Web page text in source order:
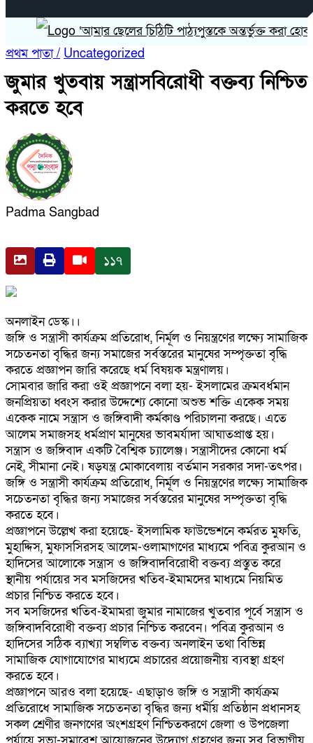
‘আমার ছেলের চিঠিটি পাঠ্যপুস্তকে অন্তর্ভুক্ত করা হোক’
প্রথম পাতা / Uncategorized
জুমার খুতবায় সন্ত্রাসবিরোধী বক্তব্য নিশ্চিত
করতে হবে
Padma Sangbad
১১৭
অনলাইন ডেস্ক।।
জঙ্গি ও সন্ত্রাসী কার্যক্রম প্রতিরোধ, নির্মূল ও নিয়ন্ত্রণের লক্ষ্যে সামাজিক
সচেতনতা বৃদ্ধির জন্য সমাজের সর্বস্তরের মানুষের সম্পৃক্ততা বৃদ্ধি
করতে প্রজ্ঞাপন জারি করেছে ধর্ম বিষয়ক মন্ত্রণালয়।
সোমবার জারি করা ওই প্রজ্ঞাপনে বলা হয়- ইসলামের ক্রমবর্ধমান
জনপ্রিয়তা ধ্বংস করার উদ্দেশ্যে কোনো অশুভ শক্তি একেক সময়
একেক নামে সন্ত্রাস ও জঙ্গিবাদী কর্মকাণ্ড পরিচালনা করছে। এতে
আলেম সমাজসহ ধর্মপ্রাণ মানুষের ভাবমর্যাদা আঘাতপ্রাপ্ত হয়।
সন্ত্রাস ও জঙ্গিবাদ একটি বৈশ্বিক চ্যালেঞ্জ। সন্ত্রাসীদের কোনো ধর্ম
নেই, সীমানা নেই। ষড়যন্ত্র মোকাবেলায় বর্তমান সরকার সদা-তৎপর।
জঙ্গি ও সন্ত্রাসী কার্যক্রম প্রতিরোধ, নির্মূল ও নিয়ন্ত্রণের লক্ষ্যে সামাজিক
সচেতনতা বৃদ্ধির জন্য সমাজের সর্বস্তরের মানুষের সম্পৃক্ততা বৃদ্ধি
করতে হবে।
প্রজ্ঞাপনে উল্লেখ করা হয়েছে- ইসলামিক ফাউন্ডেশনে কর্মরত মুফতি,
মুহাদ্দিস, মুফাসসিরসহ আলেম-ওলামাগণের মাধ্যমে পবিত্র কুরআন ও
হাদিসের আলোকে সন্ত্রাস ও জঙ্গিবাদবিরোধী বক্তব্য প্রস্তুত করে
স্থানীয় পর্যায়ের সব মসজিদের খতিব-ইমামদের মাধ্যমে নিয়মিত
প্রচার নিশ্চিত করতে হবে।
সব মসজিদের খতিব-ইমামরা জুমার নামাজের খুতবার পূর্বে সন্ত্রাস ও
জঙ্গিবাদবিরোধী বক্তব্য প্রচার নিশ্চিত করবেন। পবিত্র কুরআন ও
হাদিসের সঠিক ব্যাখ্যা সম্বলিত বক্তব্য অনলাইন তথা বিভিন্ন
সামাজিক যোগাযোগের মাধ্যমে প্রচারের প্রয়োজনীয় ব্যবস্থা গ্রহণ
করতে হবে।
প্রজ্ঞাপনে আরও বলা হয়েছে- এছাড়াও জঙ্গি ও সন্ত্রাসী কার্যক্রম
প্রতিরোধে সামাজিক সচেতনতা বৃদ্ধির জন্য ধর্মীয় প্রতিষ্ঠান প্রধানসহ
সকল শ্রেণীর জনগণের অংশগ্রহণ নিশ্চিতকরণে জেলা ও উপজেলা